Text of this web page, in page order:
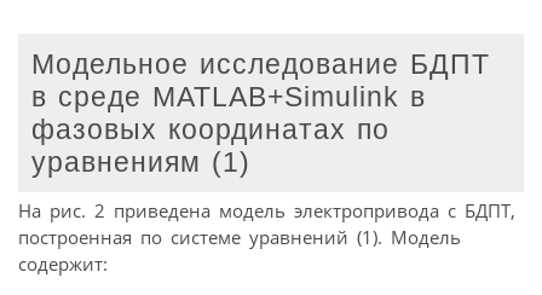
Модельное исследование БДПТ
в среде MATLAB+Simulink в
фазовых координатах по
уравнениям (1)
На рис. 2 приведена модель электропривода с БДПТ,
построенная по системе уравнений (1). Модель
содержит: